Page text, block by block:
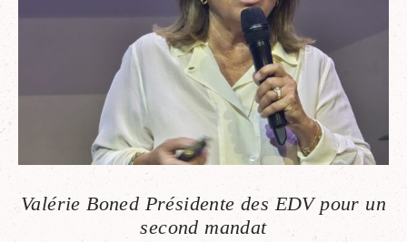
Valérie Boned Présidente des EDV pour un
second mandat